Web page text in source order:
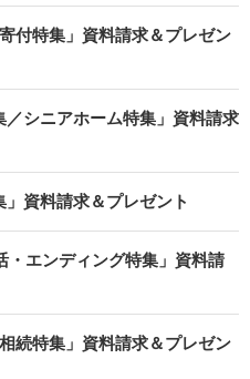
付特集」資料請求＆プレゼン
シニアホーム特集」資料請求
資料請求＆プレゼント
・エンディング特集」資料請
続特集」資料請求＆プレゼン